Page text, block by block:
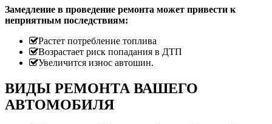
Замедление в проведение ремонта может привести к
неприятным последствиям:
Растет потребление топлива
Возрастает риск попадания в ДТП
Увеличится износ автошин.
ВИДЫ РЕМОНТА ВАШЕГО
АВТОМОБИЛЯ